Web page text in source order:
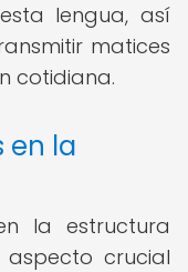
lengua, así
matices
cotidiana.
en la
la estructura
crucial